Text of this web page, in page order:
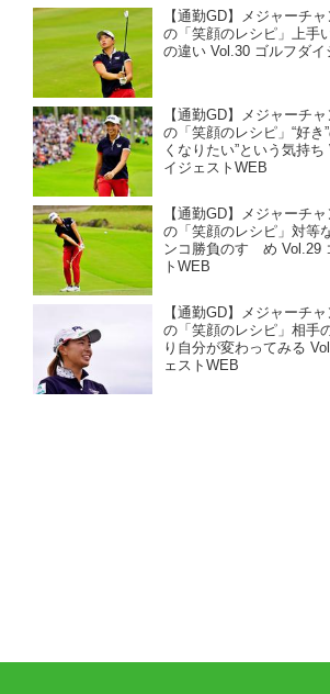
【通勤GD】メジャーチ
の「笑顔のレシピ」上手
の違い Vol.30 ゴルフダイ
【通勤GD】メジャーチ
の「笑顔のレシピ」“好き
くなりたい”という気持
イジェストWEB
【通勤GD】メジャーチ
の「笑顔のレシピ」対等
ンコ勝負のすゝめ Vol.29
トWEB
【通勤GD】メジャーチ
の「笑顔のレシピ」相手
り自分が変わってみる
ェストWEB